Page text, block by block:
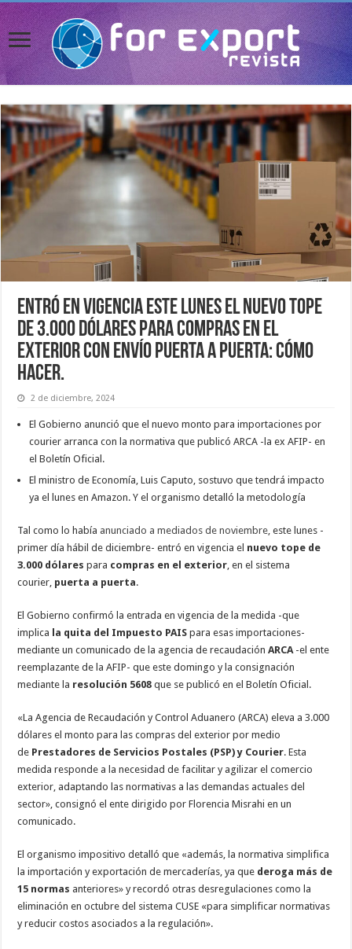
Entró en vigencia este lunes el nuevo tope
de 3.000 dólares para compras en el
exterior con envío puerta a puerta: cómo
hacer.
2 de diciembre, 2024
El Gobierno anunció que el nuevo monto para importaciones por
courier arranca con la normativa que publicó ARCA -la ex AFIP- en
el Boletín Oficial.
El ministro de Economía, Luis Caputo, sostuvo que tendrá impacto
ya el lunes en Amazon. Y el organismo detalló la metodología
Tal como lo había anunciado a mediados de noviembre , este lunes -
primer día hábil de diciembre- entró en vigencia el nuevo tope de
3.000 dólares para compras en el exterior , en el sistema
courier, puerta a puerta.
El Gobierno confirmó la entrada en vigencia de la medida -que
implica la quita del Impuesto PAIS para esas importaciones-
mediante un comunicado de la agencia de recaudaciónARCA -el ente
reemplazante de la AFIP- que este domingo y la consignación
mediante la resolución 5608que se publicó en el Boletín Oficial.
«La Agencia de Recaudación y Control Aduanero (ARCA) eleva a 3.000
dólares el monto para las compras del exterior por medio
de Prestadores de Servicios Postales (PSP) y Courier. Esta
medida responde a la necesidad de facilitar y agilizar el comercio
exterior, adaptando las normativas a las demandas actuales del
sector», consignó el ente dirigido por Florencia Misrahi en un
comunicado.
El organismo impositivo detalló que «además, la normativa simplifica
la importación y exportación de mercaderías, ya que deroga más de
15 normas anteriores» y recordó otras desregulaciones como la
eliminación en octubre del sistema CUSE «para simplificar normativas
y reducir costos asociados a la regulación».